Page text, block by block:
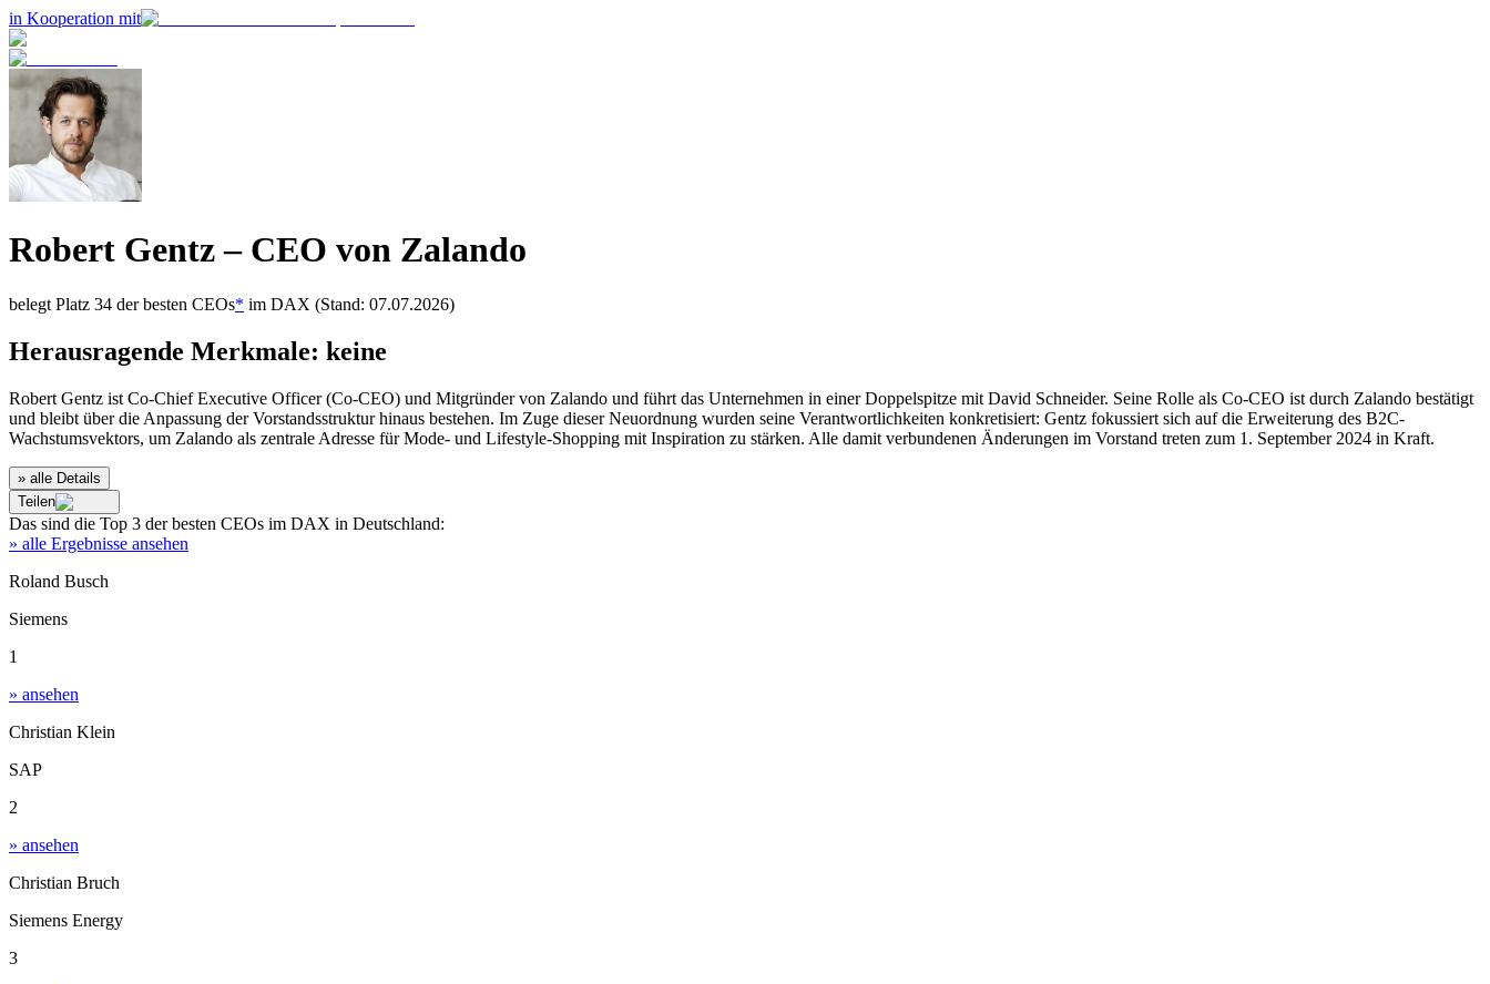
in Kooperation mit
Robert Gentz– CEO von Zalando
belegt Platz 34 der besten CEOs* im DAX (Stand: 07.07.2026)
Herausragende Merkmale: keine
Robert Gentz ist Co-Chief Executive Officer (Co-CEO) und Mitgründer von Zalando und führt das Unternehmen in einer Doppelspitze mit David Schneider. Seine Rolle als Co-CEO ist durch Zalando bestätigt
und bleibt über die Anpassung der Vorstandsstruktur hinaus bestehen. Im Zuge dieser Neuordnung wurden seine Verantwortlichkeiten konkretisiert: Gentz fokussiert sich auf die Erweiterung des B2C-
Wachstumsvektors, um Zalando als zentrale Adresse für Mode- und Lifestyle-Shopping mit Inspiration zu stärken. Alle damit verbundenen Änderungen im Vorstand treten zum 1. September 2024 in Kraft.
» alle Details
Teilen
Das sind die Top 3 der besten CEOs im DAX in Deutschland:
» alle Ergebnisse ansehen
Roland Busch
Siemens
1
» ansehen
Christian Klein
SAP
2
» ansehen
Christian Bruch
Siemens Energy
3